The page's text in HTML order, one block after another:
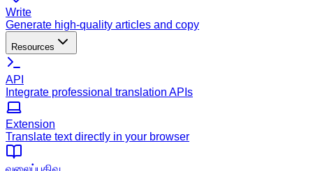
Write
Generate high-quality articles and copy
Resources
API
Integrate professional translation APIs
Extension
Translate text directly in your browser
வலைப்பதிவு